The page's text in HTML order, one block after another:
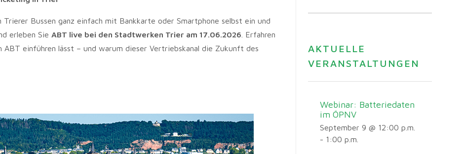
Bussen ganz einfach mit Bankkarte oder Smartphone selbst ein und
erleben Sie ABT live bei den Stadtwerken Trier am 17.06.2026 . Erfahren
einführen lässt – und warum dieser Vertriebskanal die Zukunft des
AKTUELLE
VERANSTALTUNGEN
Webinar: Batteriedaten
im ÖPNV
September 9 @ 12:00 p.m.
- 1:00 p.m.